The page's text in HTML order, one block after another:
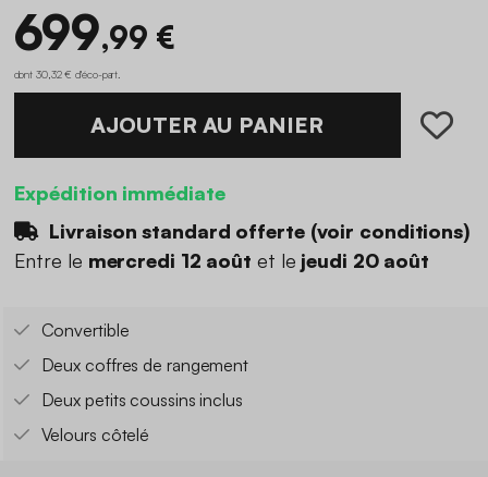
699,99 €
dont 30,32 € d'éco-part
AJOUTER AU PANIER
Expédition immédiate
Livraison standard offerte (voir conditions)
Entre le mercredi 12 août et le jeudi 20 août
Convertible
Deux coffres de rangement
Deux petits coussins inclus
Velours côtelé